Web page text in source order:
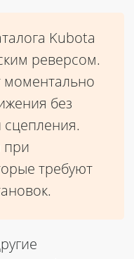
Kubota
реверсом.
моментально
без
сцепления.
при
требуют